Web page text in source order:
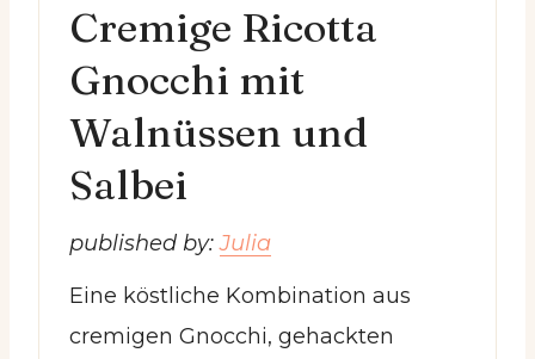
Cremige Ricotta
Gnocchi mit
Walnüssen und
Salbei
published by:Julia
Eine köstliche Kombination aus
cremigen Gnocchi, gehackten